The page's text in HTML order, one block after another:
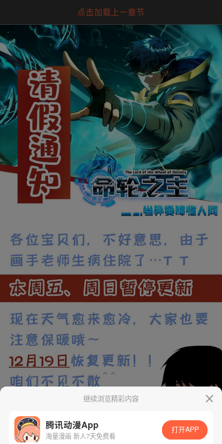
点击加载上一章节
继续浏览精彩内容
腾讯动漫App
海量漫画 新人7天免费看
打开APP
是否前往腾漫App继续阅读
立即前往
取消